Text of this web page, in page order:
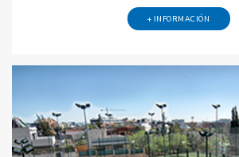
+ INFORMACIÓN